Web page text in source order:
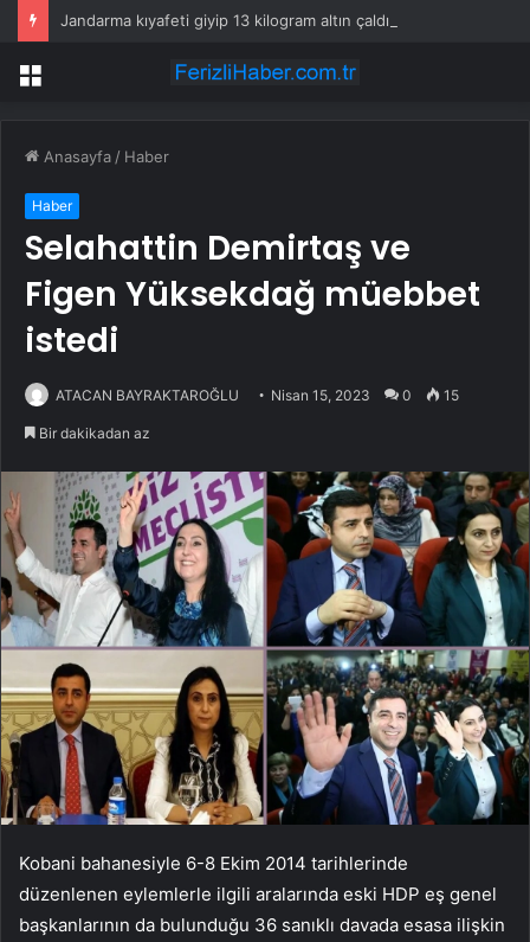
Menü
Anasayfa / Haber
Haber
Selahattin Demirtaş ve
Figen Yüksekdağ müebbet
istedi
ATACAN BAYRAKTAROĞLU Nisan 15, 2023 0 15
Bir dakikadan az
Kobani bahanesiyle 6-8 Ekim 2014 tarihlerinde
düzenlenen eylemlerle ilgili aralarında eski HDP eş genel
başkanlarının da bulunduğu 36 sanıklı davada esasa ilişkin